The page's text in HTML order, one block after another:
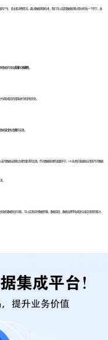
产生、变化和消费情况。通过数据溯源技术，我们可以追踪数据处理过程中的每一个环节，发
数据的原始质量 和 准确性
采取相应的措施进行修复和优化。
据 安全和 合规的实现。
支持数据治理和合规性要求的实现。作为数据处理的重要环节，ETL技术的发展和应用离不开数据
。
的数据同步功能，可以实现实时数据传输、数据调度、数据治理等各类复杂组合场景的能力，